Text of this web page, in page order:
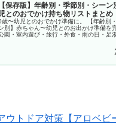
【保存版】年齢別・季節別・シー
児とのおでかけ持ち物リストまとめ
歳〜幼児とのおでかけ準備に。 【年齢別
別】赤ちゃん〜幼児とのお出かけ準備を
園・室内遊び・旅行・外食・雨の日・足
ウトドア対策【アロベビ